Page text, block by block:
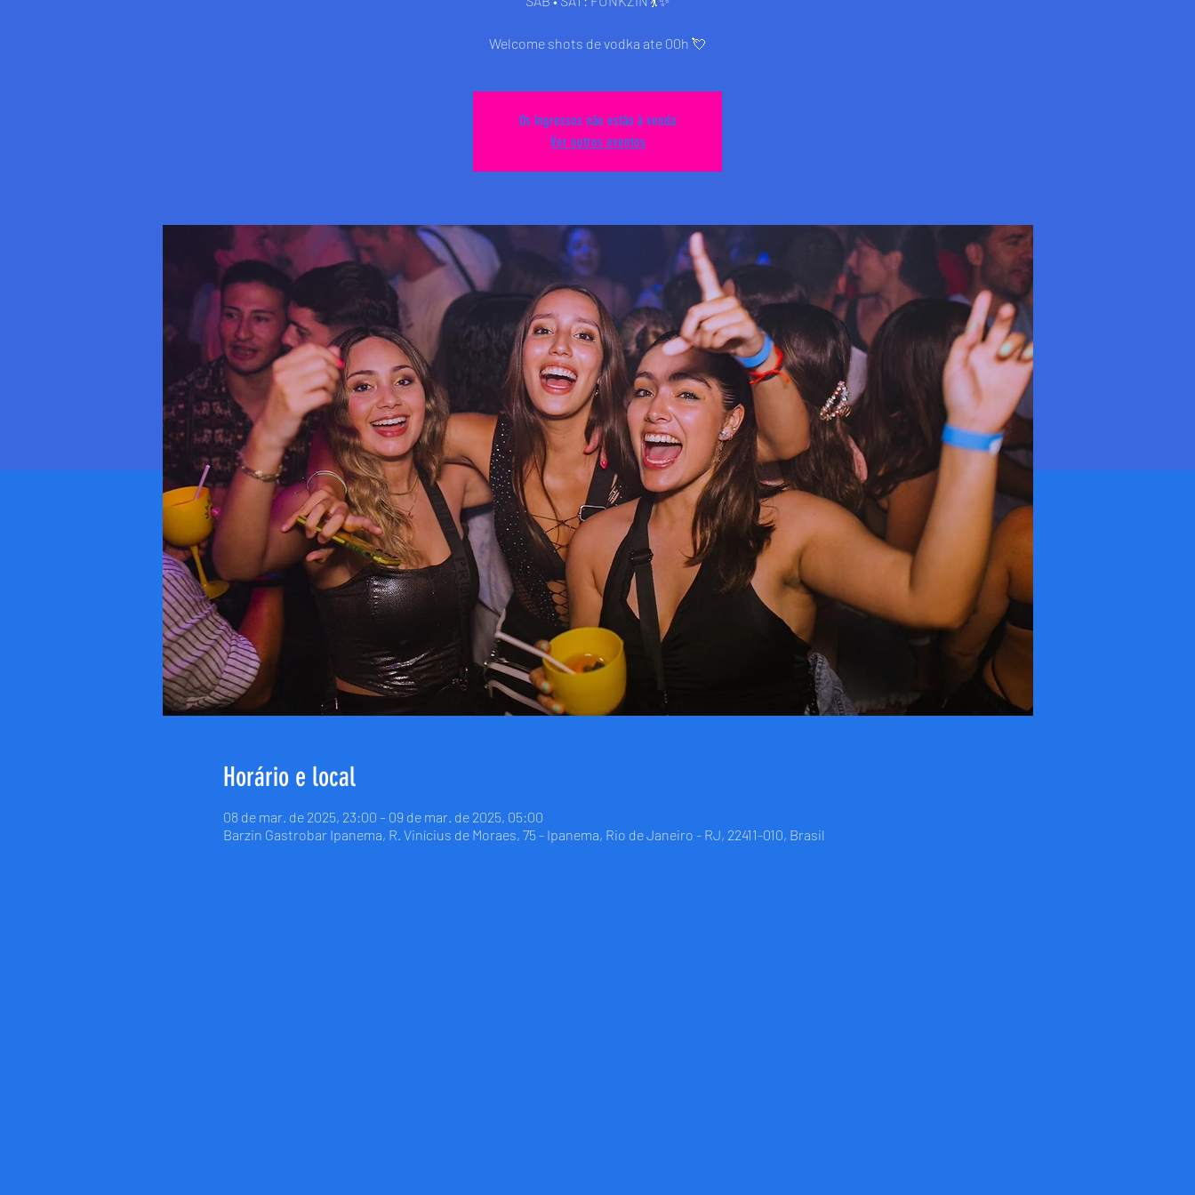
Welcome shots de vodka ate 00h 💘
Os ingressos não estão à venda
Ver outros eventos
Horário e local
08 de mar. de 2025, 23:00 – 09 de mar. de 2025, 05:00
Barzin Gastrobar Ipanema, R. Vinícius de Moraes, 75 - Ipanema, Rio de Janeiro - RJ, 22411-010, Brasil